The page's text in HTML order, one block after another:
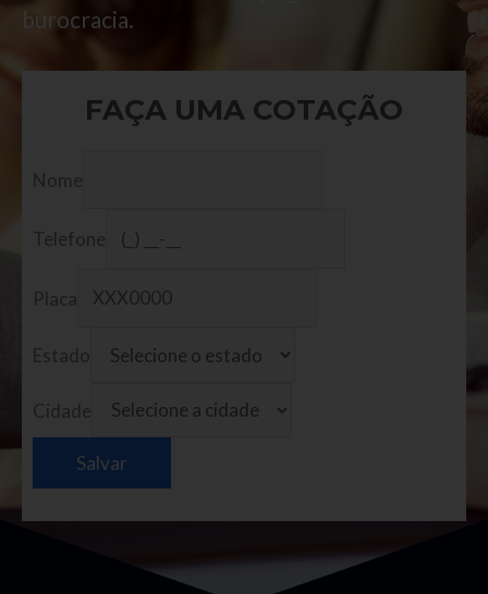
burocracia.
FAÇA UMA COTAÇÃO
Nome
Telefone
Placa
Estado
Cidade
Salvar